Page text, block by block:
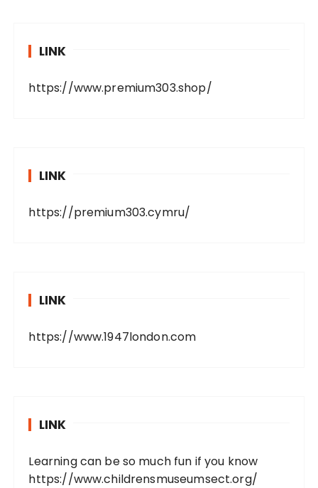
LINK
https://www.premium303.shop/
LINK
https://premium303.cymru/
LINK
https://www.1947london.com
LINK
Learning can be so much fun if you know
https://www.childrensmuseumsect.org/